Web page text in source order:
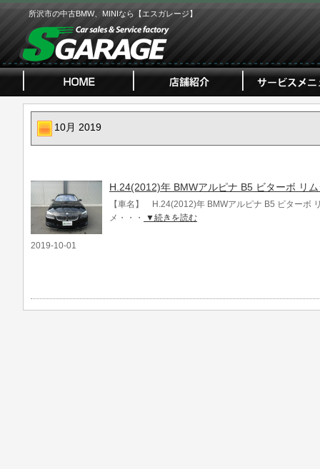
所沢市の中古BMW、MINIなら【エスガレージ】
10月 2019
H.24(2012)年 BMWアルピナ B5 ビターボ リ
【車名】 H.24(2012)年 BMWアルピナ B5 ビターボ
メ・・・
▼続きを読む
2019-10-01